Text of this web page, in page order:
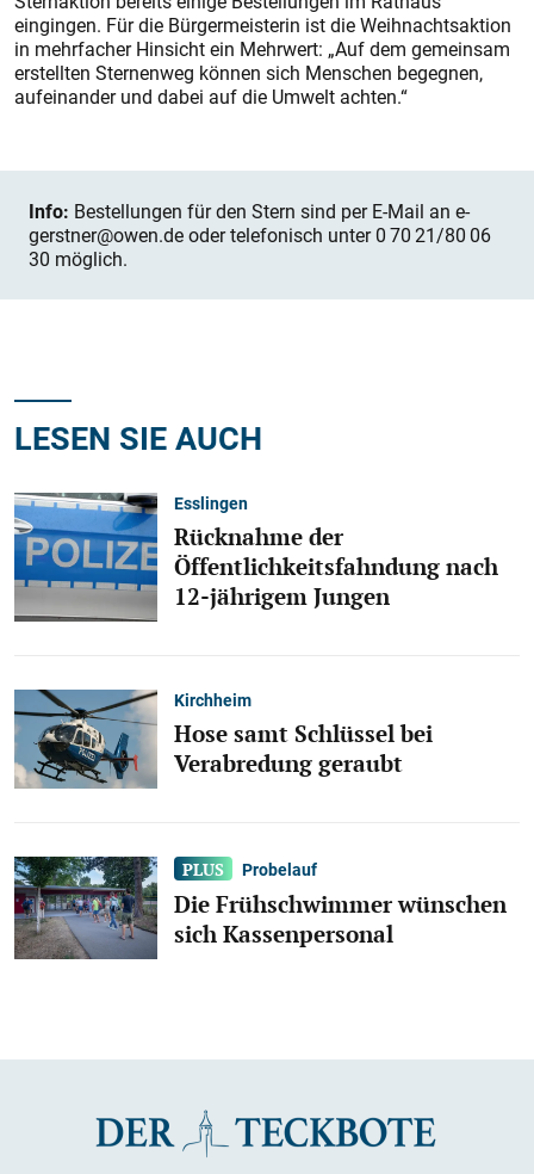
eingingen. Für die Bürgermeisterin ist die Weihnachtsaktion
in mehrfacher Hinsicht ein Mehrwert: „Auf dem gemeinsam
erstellten Sternenweg können sich Menschen begegnen,
aufeinander und dabei auf die Umwelt achten.“
Info: Bestellungen für den Stern sind per E-Mail an e-
gerstner@owen.de oder telefonisch unter 0 70 21/80 06
30 möglich.
LESEN SIE AUCH
Esslingen
Rücknahme der
Öffentlichkeitsfahndung nach
12-jährigem Jungen
Kirchheim
Hose samt Schlüssel bei
Verabredung geraubt
Probelauf
Die Frühschwimmer wünschen
sich Kassenpersonal